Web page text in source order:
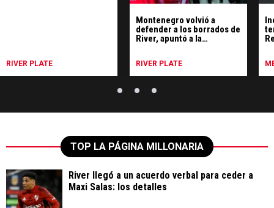
RIVER PLATE
Montenegro volvió a
defender a los borrados de
River, apuntó a la
"Está muy dolido"
RIVER PLATE
TOP LA PÁGINA MILLONARIA
River llegó a un acuerdo verbal para ceder a
Maxi Salas: los detalles